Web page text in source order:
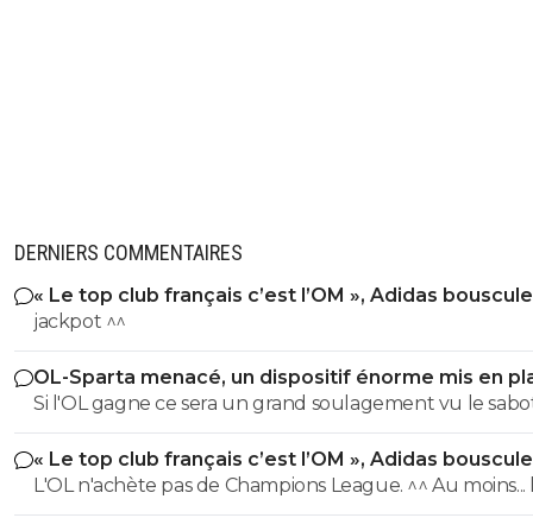
DERNIERS COMMENTAIRES
« Le top club français c’est l’OM », Adidas
PSG
jackpot ^^
OL-Sparta menacé, un dispositif énorme mis en
Si l'OL gagne ce sera un grand soulagement vu le
incroyable du farfelu sans froc Fonseca au match allé.
perd ce sera aussi une grande victoire et une énorme
délivrance avec un possible licenciement de ce clown.
« Le top club français c’est l’OM », Adidas
PSG
L'OL n'achète pas de Champions League. ^^ Au moins... l'OM a